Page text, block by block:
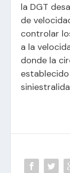
la DGT
de
controlar
a la
donde la